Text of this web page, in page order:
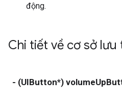
động.
Chi tiết về cơ sở lưu
- (UIButton*)